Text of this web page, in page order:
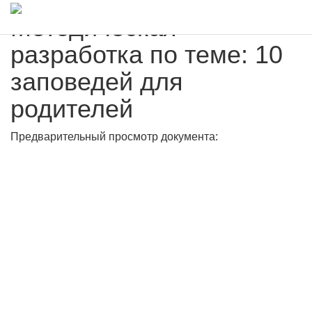
Методическая
разработка по теме: 10
заповедей для
родителей
Предварительный просмотр документа: